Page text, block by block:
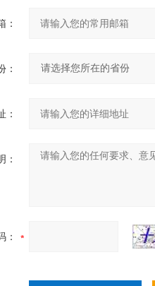
：
：
：
：
：